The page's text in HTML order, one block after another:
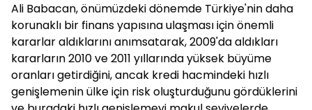
Ali Babacan, önümüzdeki dönemde Türkiye'nin daha
korunaklı bir finans yapısına ulaşması için önemli
kararlar aldıklarını anımsatarak, 2009'da aldıkları
kararların 2010 ve 2011 yıllarında yüksek büyüme
oranları getirdiğini, ancak kredi hacmindeki hızlı
genişlemenin ülke için risk oluşturduğunu gördüklerini